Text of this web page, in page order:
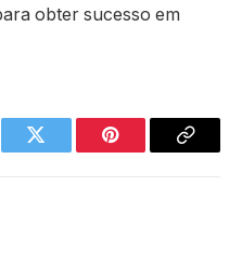
obter sucesso em
Twitter Pinterest Copy